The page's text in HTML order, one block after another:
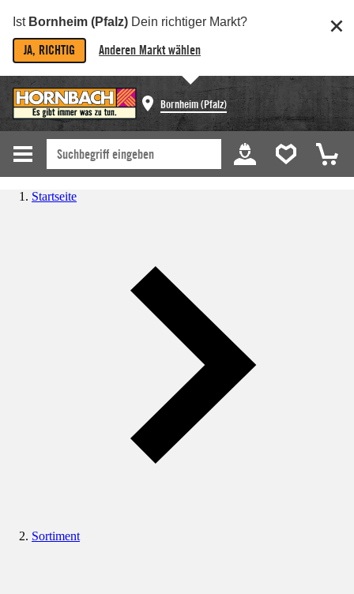
Ist Bornheim (Pfalz) Dein richtiger Markt?
JA, RICHTIG Anderen Markt wählen
Bornheim (Pfalz)
Startseite
Sortiment